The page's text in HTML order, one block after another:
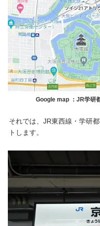
Google map ：JR学研
それでは、JR東西線・学研
トします。